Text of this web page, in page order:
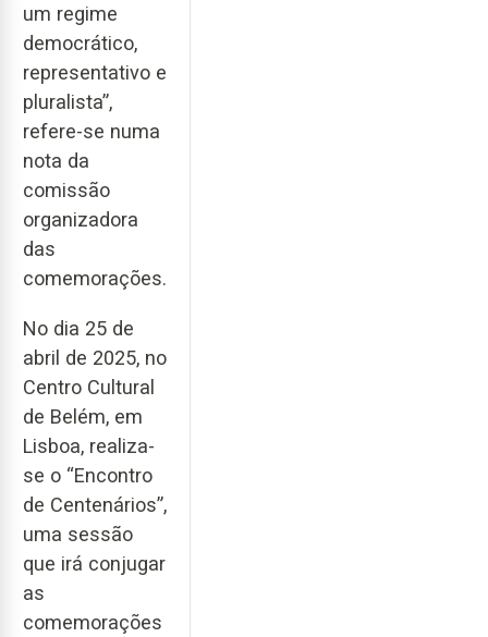
um regime
democrático,
representativo e
pluralista”,
refere-se numa
nota da
comissão
organizadora
das
comemorações.
No dia 25 de
abril de 2025, no
Centro Cultural
de Belém, em
Lisboa, realiza-
se o “Encontro
de Centenários”,
uma sessão
que irá conjugar
as
comemorações